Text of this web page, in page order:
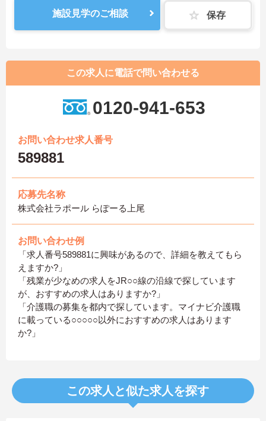
施設見学のご相談 保存
この求人に電話で問い合わせる
0120-941-653
お問い合わせ求人番号
589881
応募先名称
株式会社ラポール らぽーる上尾
お問い合わせ例
「求人番号589881に興味があるので、詳細を教えてもら
えますか?」
「残業が少なめの求人をJR○○線の沿線で探しています
が、おすすめの求人はありますか?」
「介護職の募集を都内で探しています。マイナビ介護職
に載っている○○○○○以外におすすめの求人はあります
か?」
この求人と似た求人を探す